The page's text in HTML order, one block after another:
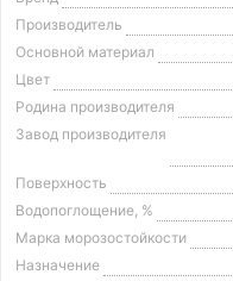
Производитель
Основной материал
Цвет
Родина производителя
Завод производителя
Поверхность
Водопоглощение, %
Марка морозостойкости
Назначение